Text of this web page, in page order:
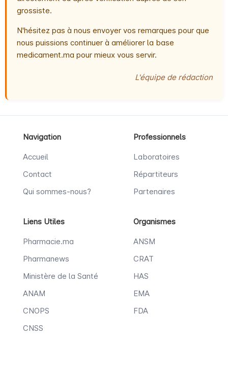
grossiste.
N'hésitez pas à nous envoyer vos remarques pour que
nous puissions continuer à améliorer la base
medicament.ma pour mieux vous servir.
L'équipe de rédaction
Navigation
Accueil
Contact
Qui sommes-nous?
Professionnels
Laboratoires
Répartiteurs
Partenaires
Liens Utiles
Pharmacie.ma
Pharmanews
Ministère de la Santé
ANAM
CNOPS
CNSS
Organismes
ANSM
CRAT
HAS
EMA
FDA